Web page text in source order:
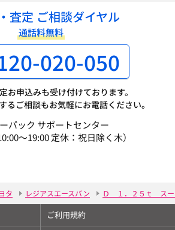
査定 ご相談ダイヤル
通話料無料
020-050
お申込みも受け付けております。
るご相談もお気軽にお電話ください。
パック サポートセンター
～19:00 定休：祝日除く木）
タ レジアスエースバン Ｄ １．２５ｔ ス
ご利用規約